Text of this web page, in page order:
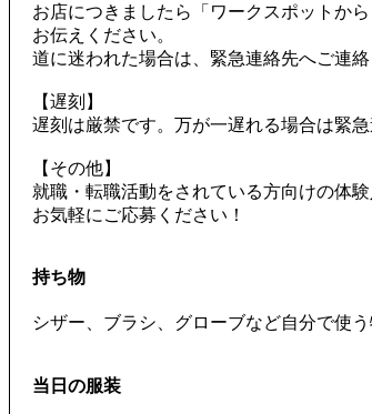
お店につきましたら「ワークスポットか
お伝えください。
道に迷われた場合は、緊急連絡先へご連絡
【遅刻】
遅刻は厳禁です。万が一遅れる場合は緊急
【その他】
就職・転職活動をされている方向けの体
お気軽にご応募ください！
持ち物
シザー、ブラシ、グローブなど自分で使う
当日の服装